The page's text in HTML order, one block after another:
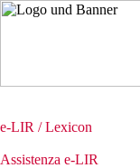
e-LIR / Lexicon
Assistenza e-LIR